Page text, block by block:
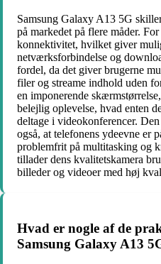
Samsung Galaxy A13 5G
på markedet på flere måder.
konnektivitet, hvilket giver
netværksforbindelse og
fordel, da det giver brugerne
filer og streame indhold uden
en imponerende
belejlig oplevelse, hvad enten
deltage i videokonferencer.
også, at telefonens ydeevne er
problemfrit på multitasking og
tillader dens kvalitetskamera
billeder og videoer med høj
Hvad er nogle af de
Samsung Galaxy A13